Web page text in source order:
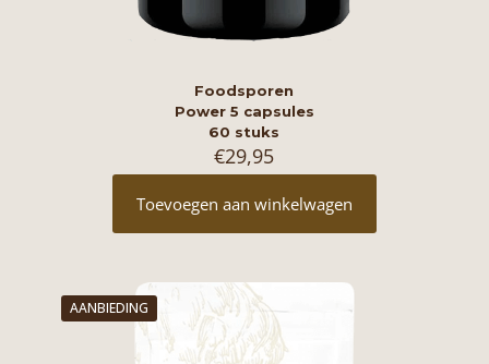
Foodsporen
Power 5 capsules
60 stuks
€29,95
Toevoegen aan winkelwagen
AANBIEDING